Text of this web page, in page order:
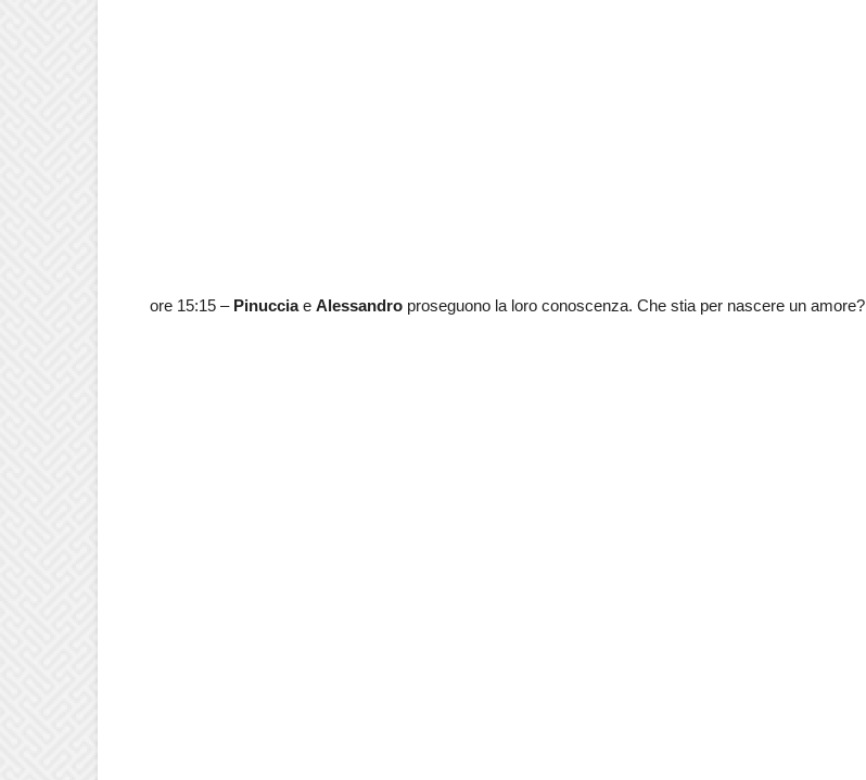
ore 15:15 – Pinucciae Alessandro proseguono la loro conoscenza. Che stia per nascere un amore?